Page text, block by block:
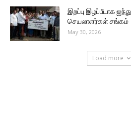
இறப்பு இழப்பீடாக
செயலாளர்கள் சங்கம்
May 30, 2026
Load more